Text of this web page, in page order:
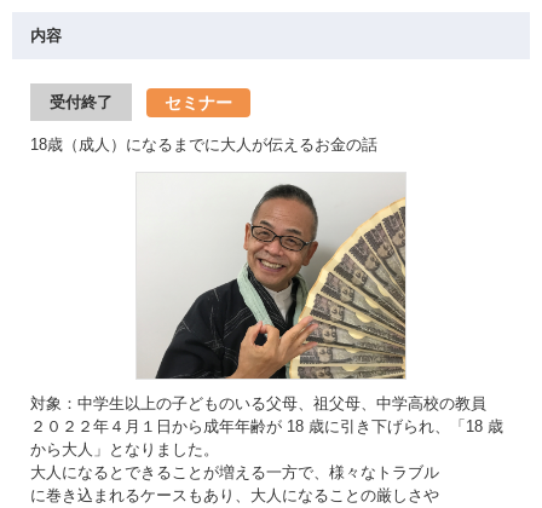
内容
受付終了 セミナー
18歳（成人）になるまでに大人が伝えるお金の話
対象：中学生以上の子どものいる父母、祖父母、中学高校の教員
２０２２年４月１日から成年年齢が 18 歳に引き下げられ、「18 歳
から大人」となりました。
大人になるとできることが増える一方で、様々なトラブル
に巻き込まれるケースもあり、大人になることの厳しさや